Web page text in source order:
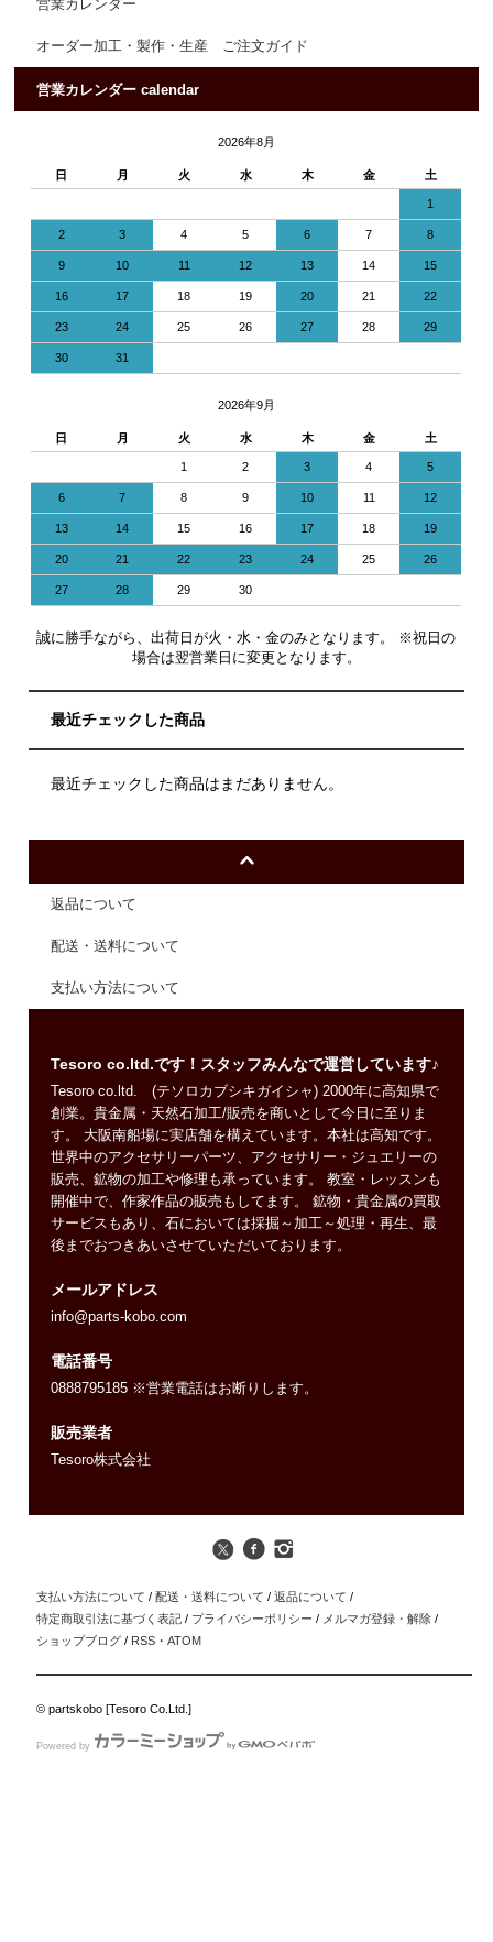
営業カレンダー
オーダー加工・製作・生産 ご注文ガイド
営業カレンダー calendar
2026年8月
日 月 火 水 木 金 土
1
2 3 4 5 6 7 8
9 10 11 12 13 14 15
16 17 18 19 20 21 22
23 24 25 26 27 28 29
30 31
2026年9月
日 月 火 水 木 金 土
1 2 3 4 5
6 7 8 9 10 11 12
13 14 15 16 17 18 19
20 21 22 23 24 25 26
27 28 29 30
誠に勝手ながら、出荷日が火・水・金のみとなります。 ※祝日の
場合は翌営業日に変更となります。
最近チェックした商品
最近チェックした商品はまだありません。
返品について
配送・送料について
支払い方法について
Tesoro co.ltd.です！スタッフみんなで運営しています♪
Tesoro co.ltd. (テソロカブシキガイシャ) 2000年に高知県で
創業。貴金属・天然石加工/販売を商いとして今日に至りま
す。 大阪南船場に実店舗を構えています。本社は高知です。
世界中のアクセサリーパーツ、アクセサリー・ジュエリーの
販売、鉱物の加工や修理も承っています。 教室・レッスンも
開催中で、作家作品の販売もしてます。 鉱物・貴金属の買取
サービスもあり、石においては採掘～加工～処理・再生、最
後までおつきあいさせていただいております。
メールアドレス
info@parts-kobo.com
電話番号
0888795185 ※営業電話はお断りします。
販売業者
Tesoro株式会社
支払い方法について / 配送・送料について / 返品について /
特定商取引法に基づく表記 / プライバシーポリシー / メルマガ登録・解除 /
ショップブログ / RSS ・ATOM
© partskobo [Tesoro Co.Ltd.]
Powered by